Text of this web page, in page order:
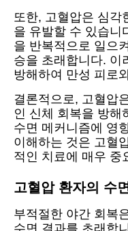
또한, 고혈압은 심각
을 유발할 수 있습니
을 반복적으로 일으
승을 초래합니다. 이
방해하여 만성 피로
결론적으로, 고혈압
인 신체 회복을 방해
수면 메커니즘에 영
이해하는 것은 고혈
적인 치료에 매우 중
고혈압 환자의 수
부적절한 야간 회복
수면 결과를 초래합